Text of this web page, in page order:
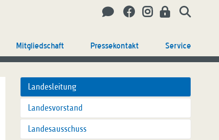
Mitgliedschaft Pressekontakt Service
Landesleitung
Landesvorstand
Landesausschuss